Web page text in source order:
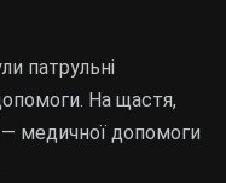
патрульні
На щастя,
медичної допомоги